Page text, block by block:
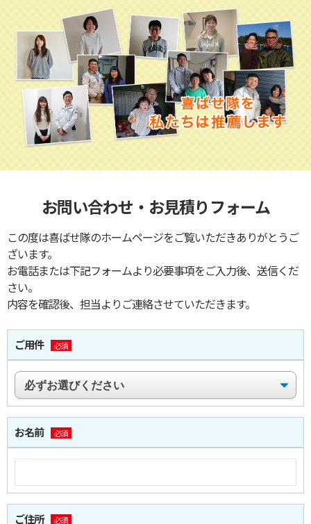
お問い合わせ・お見積りフォーム
この度は喜ばせ隊のホームページをご覧いただきありがとうご
ざいます。
お電話または下記フォームより必要事項をご入力後、送信くだ
さい。
内容を確認後、担当よりご連絡させていただきます。
ご用件 必須
お名前 必須
ご住所 必須